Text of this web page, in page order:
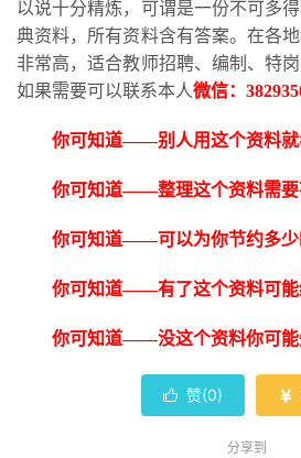
以说十分精炼，可谓是一份不可多
典资料，所有资料含有答案。在各
非常高，适合教师招聘、编制、特
如果需要可以联系本人微信：
你可知道——别人用这个资料就
你可知道——整理这个资料需要
你可知道——可以为你节约多少
你可知道——有了这个资料可能
你可知道——没这个资料你可能
 赞(0) 
分享到